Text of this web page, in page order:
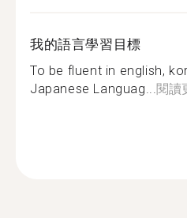
我的語言學習目標
To be fluent in english,
Japanese Languag...閱讀